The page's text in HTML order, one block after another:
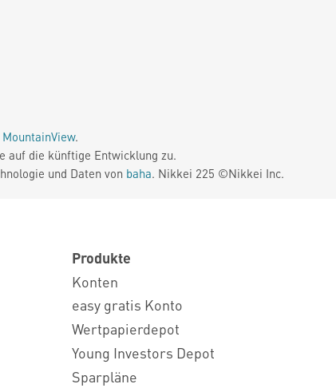
MountainView.
auf die künftige Entwicklung zu.
und Daten von baha. Nikkei 225 ©Nikkei Inc.
Produkte
Konten
easy gratis Konto
Wertpapierdepot
Young Investors Depot
Sparpläne